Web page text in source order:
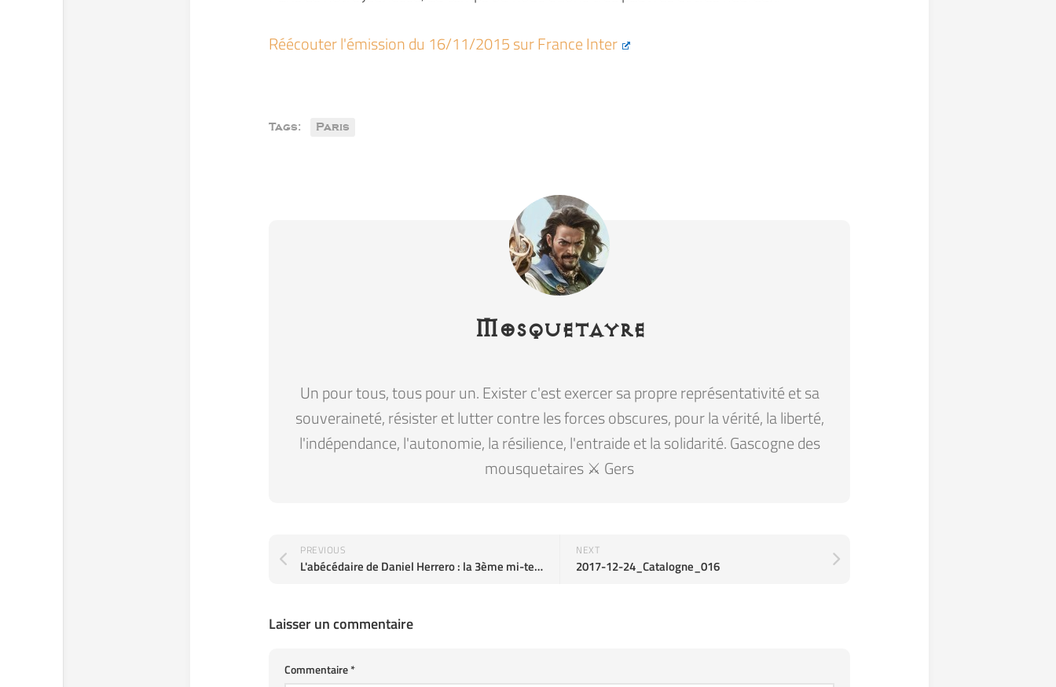
Réécouter l'émission du 16/11/2015 sur France Inter
Tags: Paris
Mosquetayre
Un pour tous, tous pour un. Exister c'est exercer sa propre représentativité et sa
souveraineté, résister et lutter contre les forces obscures, pour la vérité, la liberté,
l'indépendance, l'autonomie, la résilience, l'entraide et la solidarité. Gascogne des
mousquetaires ⚔️ Gers
NEXT
2017-12-24_Catalogne_016
PREVIOUS
L'abécédaire de Daniel Herrero : la 3ème mi-temps
Laisser un commentaire
Commentaire*